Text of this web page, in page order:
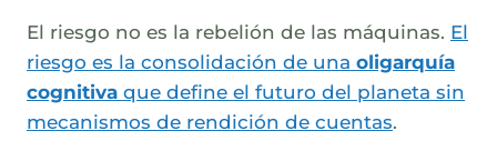
El riesgo no es la rebelión de las máquinas. El
riesgo es la consolidación de una oligarquía
cognitiva que define el futuro del planeta sin
mecanismos de rendición de cuentas.